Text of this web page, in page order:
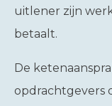
uitlener zijn
betaalt.
De
opdrachtgevers